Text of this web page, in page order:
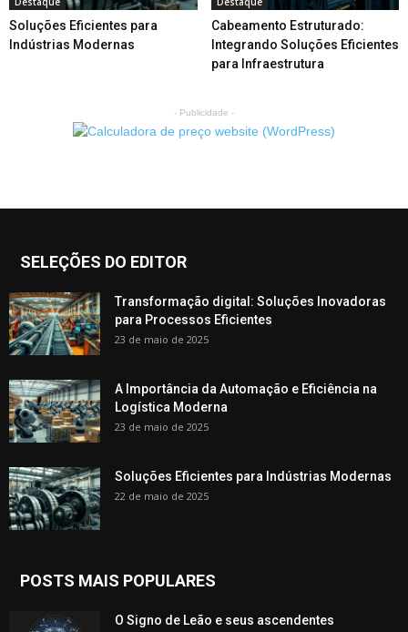
Soluções Eficientes para
Indústrias Modernas
Cabeamento Estruturado:
Integrando Soluções Eficientes
para Infraestrutura
- Publicidade -
SELEÇÕES DO EDITOR
Transformação digital: Soluções Inovadoras
para Processos Eficientes
23 de maio de 2025
A Importância da Automação e Eficiência na
Logística Moderna
23 de maio de 2025
Soluções Eficientes para Indústrias Modernas
22 de maio de 2025
POSTS MAIS POPULARES
O Signo de Leão e seus ascendentes